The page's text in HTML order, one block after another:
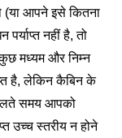
(या आपने इसे कितना
पर्याप्त नहीं है, तो
मध्यम और निम्न
है, लेकिन कैबिन के
चलते समय आपको
उच्च स्तरीय न होने